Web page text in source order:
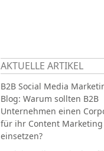
AKTUELLE ARTIKEL
B2B Social Media
Blog: Warum sollten B2B
Unternehmen einen
für ihr Content Marketing
einsetzen?